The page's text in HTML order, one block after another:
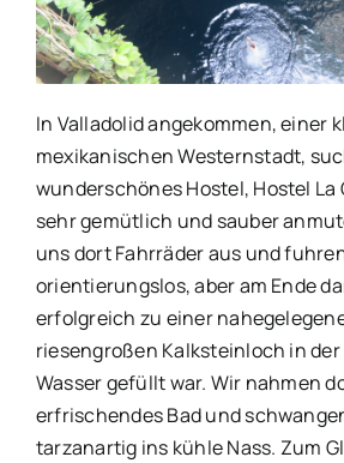
In Valladolid angekommen, einer
mexikanischen Westernstadt,
wunderschönes Hostel, Hostel La
sehr gemütlich und sauber
uns dort Fahrräder aus und
orientierungslos, aber am Ende
erfolgreich zu einer
riesengroßen Kalksteinloch in der
Wasser gefüllt war. Wir nahmen
erfrischendes Bad und
tarzanartig ins kühle Nass. Zum